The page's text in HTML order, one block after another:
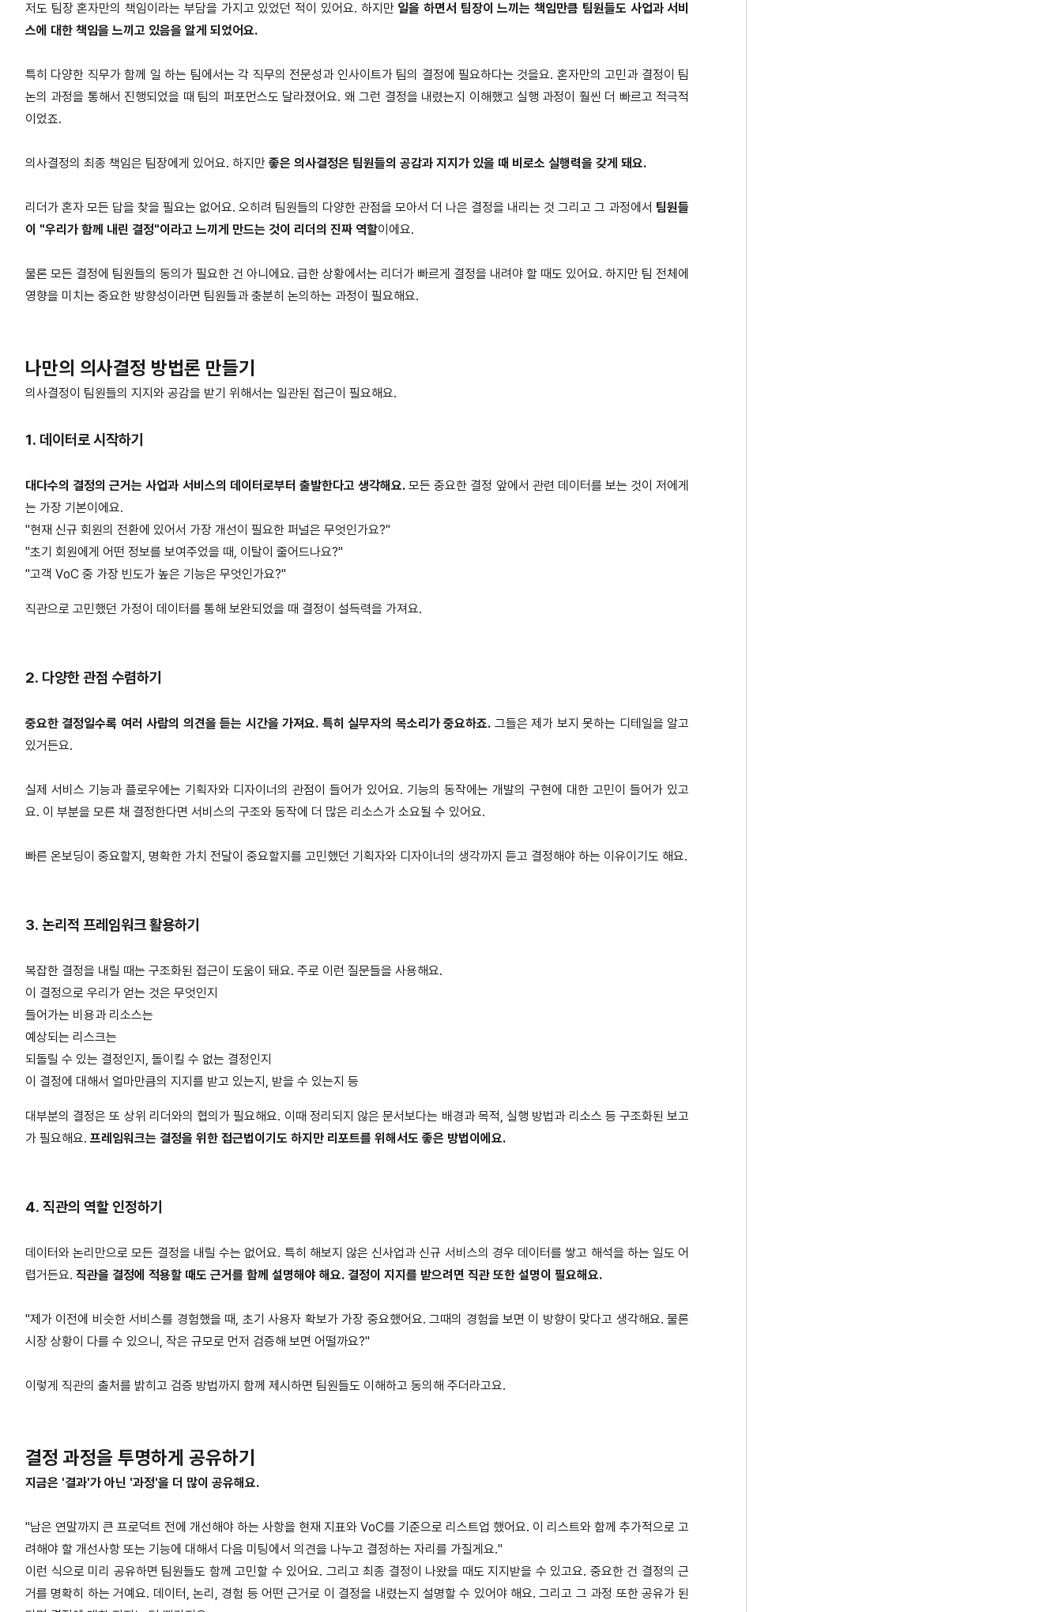
저도 팀장 혼자만의 책임이라는 부담을 가지고 있었던 적이 있어요. 하지만 일을 하면서 팀장이 느끼는 책임만큼 팀원들도 사업과 서비
스에 대한 책임을 느끼고 있음을 알게 되었어요.
특히 다양한 직무가 함께 일 하는 팀에서는 각 직무의 전문성과 인사이트가 팀의 결정에 필요하다는 것을요. 혼자만의 고민과 결정이 팀
논의 과정을 통해서 진행되었을 때 팀의 퍼포먼스도 달라졌어요. 왜 그런 결정을 내렸는지 이해했고 실행 과정이 훨씬 더 빠르고 적극적
이었죠.
의사결정의 최종 책임은 팀장에게 있어요. 하지만 좋은 의사결정은 팀원들의 공감과 지지가 있을 때 비로소 실행력을 갖게 돼요.
리더가 혼자 모든 답을 찾을 필요는 없어요. 오히려 팀원들의 다양한 관점을 모아서 더 나은 결정을 내리는 것 그리고 그 과정에서 팀원들
이 "우리가 함께 내린 결정"이라고 느끼게 만드는 것이 리더의 진짜 역할이에요.
물론 모든 결정에 팀원들의 동의가 필요한 건 아니에요. 급한 상황에서는 리더가 빠르게 결정을 내려야 할 때도 있어요. 하지만 팀 전체에
영향을 미치는 중요한 방향성이라면 팀원들과 충분히 논의하는 과정이 필요해요.
나만의 의사결정 방법론 만들기
의사결정이 팀원들의 지지와 공감을 받기 위해서는 일관된 접근이 필요해요.
1. 데이터로 시작하기
대다수의 결정의 근거는 사업과 서비스의 데이터로부터 출발한다고 생각해요. 모든 중요한 결정 앞에서 관련 데이터를 보는 것이 저에게
는 가장 기본이에요.
"현재 신규 회원의 전환에 있어서 가장 개선이 필요한 퍼널은 무엇인가요?"
"초기 회원에게 어떤 정보를 보여주었을 때, 이탈이 줄어드나요?"
"고객 VoC 중 가장 빈도가 높은 기능은 무엇인가요?"
직관으로 고민했던 가정이 데이터를 통해 보완되었을 때 결정이 설득력을 가져요.
2. 다양한 관점 수렴하기
중요한 결정일수록 여러 사람의 의견을 듣는 시간을 가져요. 특히 실무자의 목소리가 중요하죠. 그들은 제가 보지 못하는 디테일을 알고
있거든요.
실제 서비스 기능과 플로우에는 기획자와 디자이너의 관점이 들어가 있어요. 기능의 동작에는 개발의 구현에 대한 고민이 들어가 있고
요. 이 부분을 모른 채 결정한다면 서비스의 구조와 동작에 더 많은 리소스가 소요될 수 있어요.
빠른 온보딩이 중요할지, 명확한 가치 전달이 중요할지를 고민했던 기획자와 디자이너의 생각까지 듣고 결정해야 하는 이유이기도 해요.
3. 논리적 프레임워크 활용하기
복잡한 결정을 내릴 때는 구조화된 접근이 도움이 돼요. 주로 이런 질문들을 사용해요.
이 결정으로 우리가 얻는 것은 무엇인지
들어가는 비용과 리소스는
예상되는 리스크는
되돌릴 수 있는 결정인지, 돌이킬 수 없는 결정인지
이 결정에 대해서 얼마만큼의 지지를 받고 있는지, 받을 수 있는지 등
대부분의 결정은 또 상위 리더와의 협의가 필요해요. 이때 정리되지 않은 문서보다는 배경과 목적, 실행 방법과 리소스 등 구조화된 보고
가 필요해요. 프레임워크는 결정을 위한 접근법이기도 하지만 리포트를 위해서도 좋은 방법이에요.
4. 직관의 역할 인정하기
데이터와 논리만으로 모든 결정을 내릴 수는 없어요. 특히 해보지 않은 신사업과 신규 서비스의 경우 데이터를 쌓고 해석을 하는 일도 어
렵거든요. 직관을 결정에 적용할 때도 근거를 함께 설명해야 해요. 결정이 지지를 받으려면 직관 또한 설명이 필요해요.
"제가 이전에 비슷한 서비스를 경험했을 때, 초기 사용자 확보가 가장 중요했어요. 그때의 경험을 보면 이 방향이 맞다고 생각해요. 물론
시장 상황이 다를 수 있으니, 작은 규모로 먼저 검증해 보면 어떨까요?"
이렇게 직관의 출처를 밝히고 검증 방법까지 함께 제시하면 팀원들도 이해하고 동의해 주더라고요.
결정 과정을 투명하게 공유하기
지금은 '결과'가 아닌 '과정'을 더 많이 공유해요.
"남은 연말까지 큰 프로덕트 전에 개선해야 하는 사항을 현재 지표와 VoC를 기준으로 리스트업 했어요. 이 리스트와 함께 추가적으로 고
려해야 할 개선사항 또는 기능에 대해서 다음 미팅에서 의견을 나누고 결정하는 자리를 가질게요."
이런 식으로 미리 공유하면 팀원들도 함께 고민할 수 있어요. 그리고 최종 결정이 나왔을 때도 지지받을 수 있고요. 중요한 건 결정의 근
거를 명확히 하는 거예요. 데이터, 논리, 경험 등 어떤 근거로 이 결정을 내렸는지 설명할 수 있어야 해요. 그리고 그 과정 또한 공유가 된